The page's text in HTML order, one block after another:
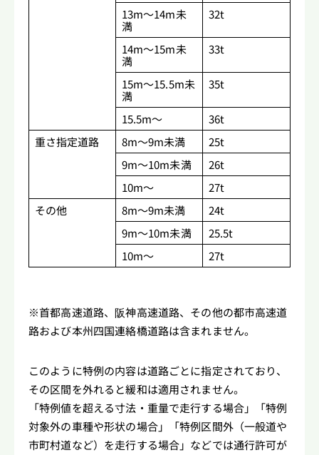
13m～14m未
満
32t
14m～15m未
満
33t
15m～15.5m未
満
35t
15.5m～
36t
重さ指定道路
8m～9m未満
25t
9m～10m未満
26t
10m～
27t
その他
8m～9m未満
24t
9m～10m未満
25.5t
10m～
27t
※首都高速道路、阪神高速道路、その他の都市高速道
路および本州四国連絡橋道路は含まれません。
このように特例の内容は道路ごとに指定されており、
その区間を外れると緩和は適用されません。
「特例値を超える寸法・重量で走行する場合」「特例
対象外の車種や形状の場合」「特例区間外（一般道や
市町村道など）を走行する場合」などでは通行許可が